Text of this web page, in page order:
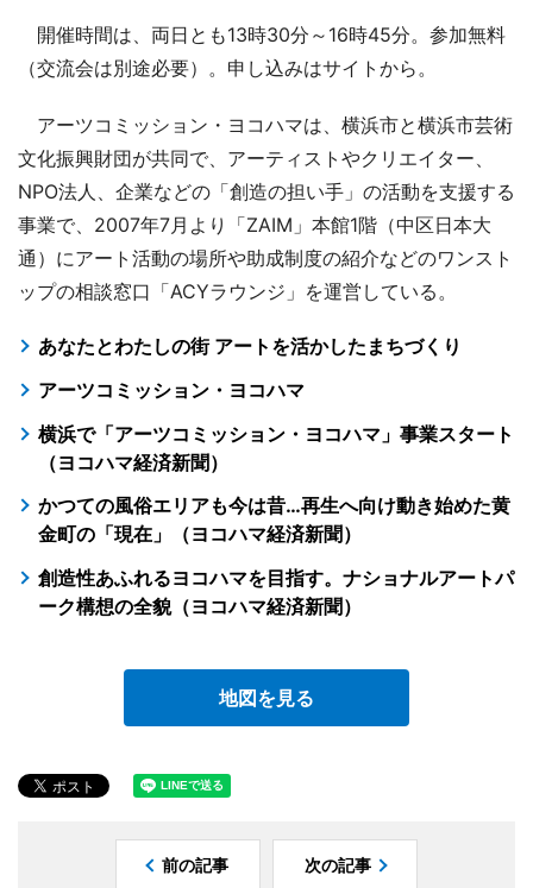
開催時間は、両日とも13時30分～16時45分。参加無料
（交流会は別途必要）。申し込みはサイトから。
アーツコミッション・ヨコハマは、横浜市と横浜市芸術
文化振興財団が共同で、アーティストやクリエイター、
NPO法人、企業などの「創造の担い手」の活動を支援する
事業で、2007年7月より「ZAIM」本館1階（中区日本大
通）にアート活動の場所や助成制度の紹介などのワンスト
ップの相談窓口「ACYラウンジ」を運営している。
あなたとわたしの街 アートを活かしたまちづくり
アーツコミッション・ヨコハマ
横浜で「アーツコミッション・ヨコハマ」事業スタート
（ヨコハマ経済新聞）
かつての風俗エリアも今は昔…再生へ向け動き始めた黄
金町の「現在」（ヨコハマ経済新聞）
創造性あふれるヨコハマを目指す。ナショナルアートパ
ーク構想の全貌（ヨコハマ経済新聞）
地図を見る
前の記事 次の記事